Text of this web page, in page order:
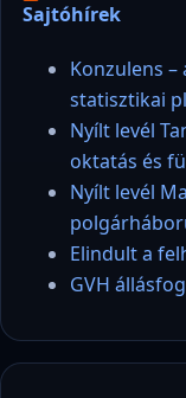
Sajtóhírek
Konzulens
statisztikai
Nyílt levél
oktatás és
Nyílt levél
Elindult a
GVH